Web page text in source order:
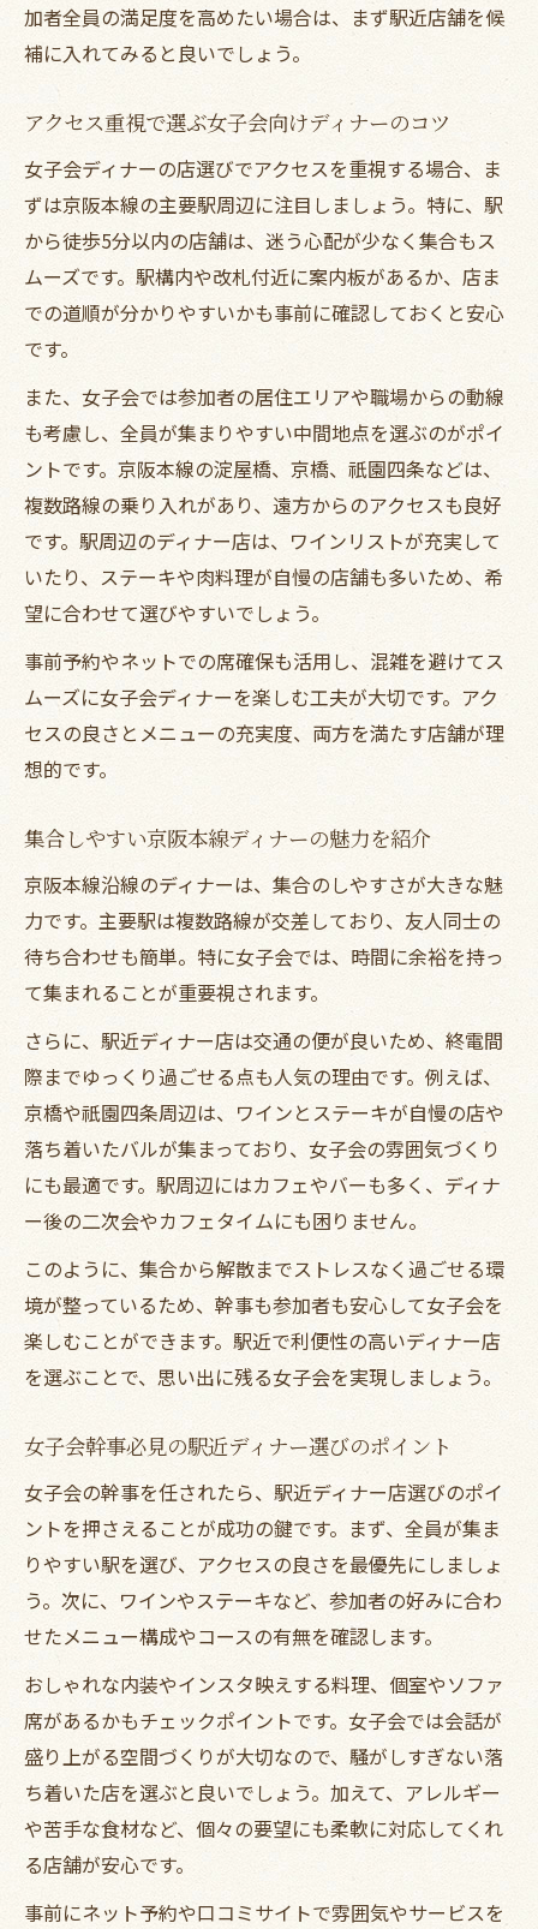
加者全員の満足度を高めたい場合は、まず駅近店舗を候
補に入れてみると良いでしょう。
アクセス重視で選ぶ女子会向けディナーのコツ
女子会ディナーの店選びでアクセスを重視する場合、ま
ずは京阪本線の主要駅周辺に注目しましょう。特に、駅
から徒歩5分以内の店舗は、迷う心配が少なく集合もス
ムーズです。駅構内や改札付近に案内板があるか、店ま
での道順が分かりやすいかも事前に確認しておくと安心
です。
また、女子会では参加者の居住エリアや職場からの動線
も考慮し、全員が集まりやすい中間地点を選ぶのがポイ
ントです。京阪本線の淀屋橋、京橋、祇園四条などは、
複数路線の乗り入れがあり、遠方からのアクセスも良好
です。駅周辺のディナー店は、ワインリストが充実して
いたり、ステーキや肉料理が自慢の店舗も多いため、希
望に合わせて選びやすいでしょう。
事前予約やネットでの席確保も活用し、混雑を避けてス
ムーズに女子会ディナーを楽しむ工夫が大切です。アク
セスの良さとメニューの充実度、両方を満たす店舗が理
想的です。
集合しやすい京阪本線ディナーの魅力を紹介
京阪本線沿線のディナーは、集合のしやすさが大きな魅
力です。主要駅は複数路線が交差しており、友人同士の
待ち合わせも簡単。特に女子会では、時間に余裕を持っ
て集まれることが重要視されます。
さらに、駅近ディナー店は交通の便が良いため、終電間
際までゆっくり過ごせる点も人気の理由です。例えば、
京橋や祇園四条周辺は、ワインとステーキが自慢の店や
落ち着いたバルが集まっており、女子会の雰囲気づくり
にも最適です。駅周辺にはカフェやバーも多く、ディナ
ー後の二次会やカフェタイムにも困りません。
このように、集合から解散までストレスなく過ごせる環
境が整っているため、幹事も参加者も安心して女子会を
楽しむことができます。駅近で利便性の高いディナー店
を選ぶことで、思い出に残る女子会を実現しましょう。
女子会幹事必見の駅近ディナー選びのポイント
女子会の幹事を任されたら、駅近ディナー店選びのポイ
ントを押さえることが成功の鍵です。まず、全員が集ま
りやすい駅を選び、アクセスの良さを最優先にしましょ
う。次に、ワインやステーキなど、参加者の好みに合わ
せたメニュー構成やコースの有無を確認します。
おしゃれな内装やインスタ映えする料理、個室やソファ
席があるかもチェックポイントです。女子会では会話が
盛り上がる空間づくりが大切なので、騒がしすぎない落
ち着いた店を選ぶと良いでしょう。加えて、アレルギー
や苦手な食材など、個々の要望にも柔軟に対応してくれ
る店舗が安心です。
事前にネット予約や口コミサイトで雰囲気やサービスを